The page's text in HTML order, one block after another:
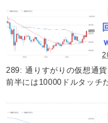
289: 通りすがりの仮想通
前半には10000ドルタッチ